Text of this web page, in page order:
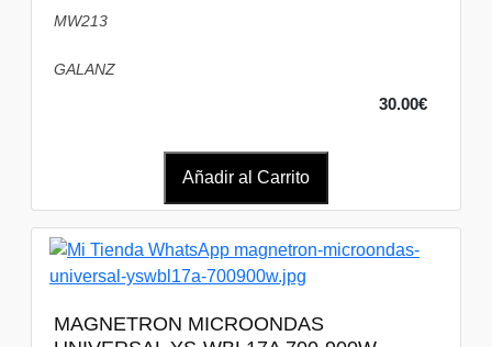
MW213
GALANZ
30.00€
Añadir al Carrito
MAGNETRON MICROONDAS